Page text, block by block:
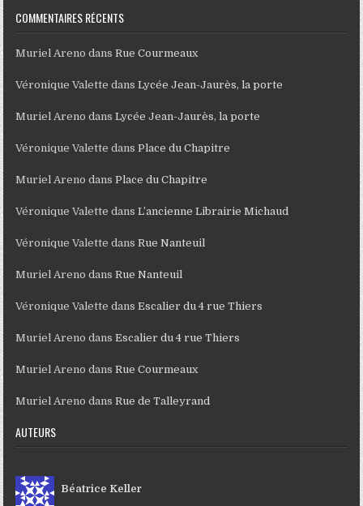
COMMENTAIRES RÉCENTS
Muriel Areno dansRue Courmeaux
Véronique Valette dansLycée Jean-Jaurès, la porte
Muriel Areno dansLycée Jean-Jaurès, la porte
Véronique Valette dansPlace du Chapitre
Muriel Areno dansPlace du Chapitre
Véronique Valette dansL’ancienne Librairie Michaud
Véronique Valette dansRue Nanteuil
Muriel Areno dansRue Nanteuil
Véronique Valette dansEscalier du 4 rue Thiers
Muriel Areno dansEscalier du 4 rue Thiers
Muriel Areno dansRue Courmeaux
Muriel Areno dansRue de Talleyrand
AUTEURS
Béatrice Keller